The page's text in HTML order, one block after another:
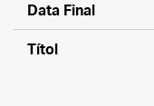
Data Final
Títol